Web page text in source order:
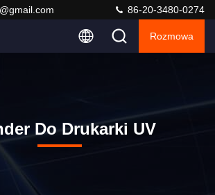
86-20-3480-0274
Rozmowa
Do Drukarki UV